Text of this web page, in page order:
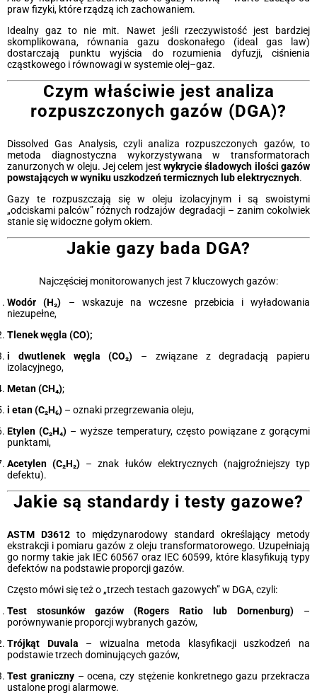
praw fizyki, które rządzą ich zachowaniem.
Idealny gaz to nie mit. Nawet jeśli rzeczywistość jest bardziej
skomplikowana, równania gazu doskonałego (ideal gas law)
dostarczają punktu wyjścia do rozumienia dyfuzji, ciśnienia
cząstkowego i równowagi w systemie olej–gaz.
Czym właściwie jest analiza
rozpuszczonych gazów (DGA)?
Dissolved Gas Analysis, czyli analiza rozpuszczonych gazów, to
metoda diagnostyczna wykorzystywana w transformatorach
zanurzonych w oleju. Jej celem jest wykrycie śladowych ilości gazów
powstających w wyniku uszkodzeń termicznych lub elektrycznych.
Gazy te rozpuszczają się w oleju izolacyjnym i są swoistymi
„odciskami palców” różnych rodzajów degradacji – zanim cokolwiek
stanie się widoczne gołym okiem.
Jakie gazy bada DGA?
Najczęściej monitorowanych jest 7 kluczowych gazów:
Wodór (H₂) – wskazuje na wczesne przebicia i wyładowania
niezupełne,
Tlenek węgla (CO);
i dwutlenek węgla (CO₂) – związane z degradacją papieru
izolacyjnego,
Metan (CH₄);
i etan (C₂H₆) – oznaki przegrzewania oleju,
Etylen (C₂H₄) – wyższe temperatury, często powiązane z gorącymi
punktami,
Acetylen (C₂H₂) – znak łuków elektrycznych (najgroźniejszy typ
defektu).
Jakie są standardy i testy gazowe?
ASTM D3612 to międzynarodowy standard określający metody
ekstrakcji i pomiaru gazów z oleju transformatorowego. Uzupełniają
go normy takie jak IEC 60567 oraz IEC 60599, które klasyfikują typy
defektów na podstawie proporcji gazów.
Często mówi się też o „trzech testach gazowych” w DGA, czyli:
Test stosunków gazów (Rogers Ratio lub Dornenburg) –
porównywanie proporcji wybranych gazów,
Trójkąt Duvala – wizualna metoda klasyfikacji uszkodzeń na
podstawie trzech dominujących gazów,
Test graniczny– ocena, czy stężenie konkretnego gazu przekracza
ustalone progi alarmowe.